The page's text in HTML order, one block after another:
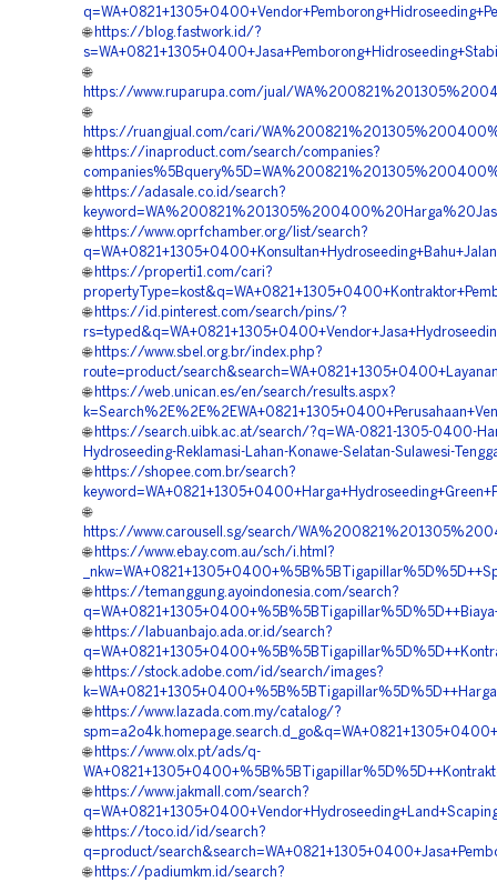
🌐 https://blog.fastwork.id/?
🌐
https://www.ruparupa.com/jual/
🌐
https://ruangjual.com/cari/
🌐 https://inaproduct.com/search/companies?
🌐 https://adasale.co.id/search?
🌐 https://www.oprfchamber.org/list/search?
🌐 https://properti1.com/cari?
🌐 https://id.pinterest.com/search/pins/?
🌐 https://www.sbel.org.br/index.php?
route=product/
🌐 https://web.unican.es/en/search/results.aspx?
🌐 https://search.uibk.ac.at/search/?q=WA-0821-1305-0400-
Hydroseeding-Reklamasi-Lahan-Konawe-Selatan-Sulawesi-
🌐 https://shopee.com.br/search?
🌐
https://www.carousell.sg/search/
🌐 https://www.ebay.com.au/sch/i.html?
🌐 https://temanggung.ayoindonesia.com/search?
🌐 https://labuanbajo.ada.or.id/search?
🌐 https://stock.adobe.com/id/search/images?
🌐 https://www.lazada.com.my/catalog/?
🌐 https://www.olx.pt/ads/q-
🌐 https://www.jakmall.com/search?
🌐 https://toco.id/id/search?
q=product/
🌐 https://padiumkm.id/search?